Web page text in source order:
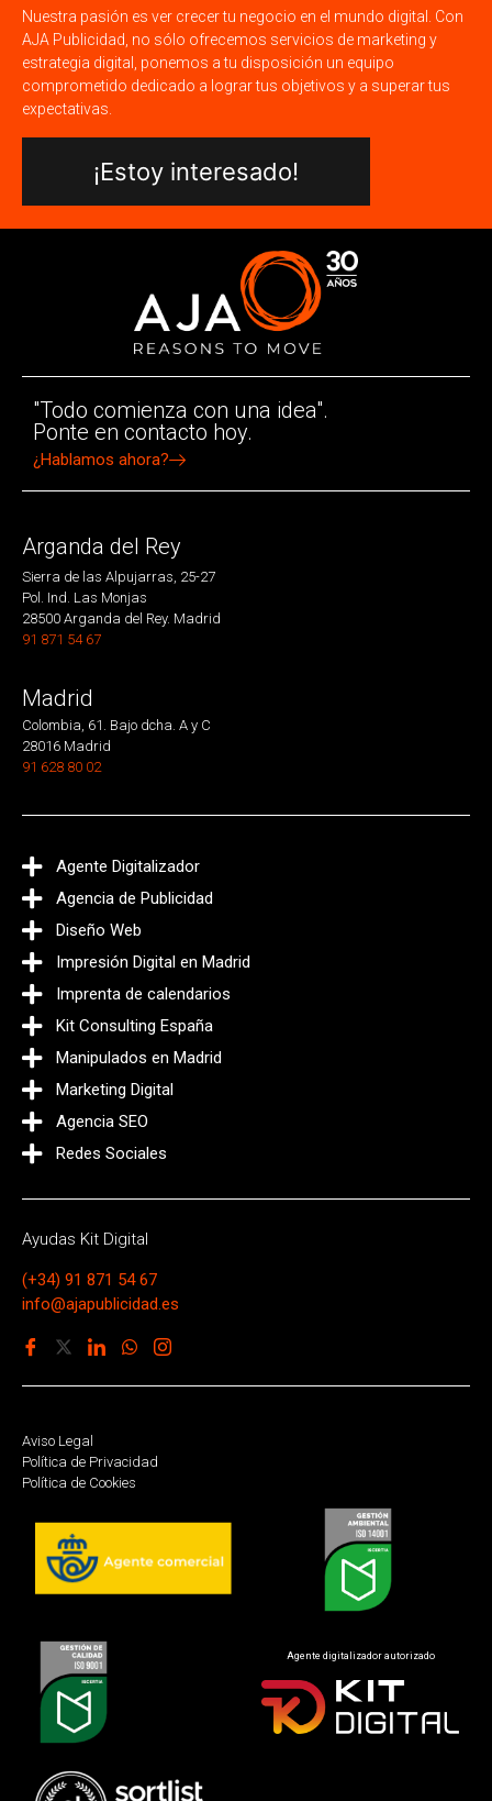
Nuestra pasión es ver crecer tu negocio en el mundo digital. Con
AJA Publicidad, no sólo ofrecemos servicios de marketing y
estrategia digital, ponemos a tu disposición un equipo
comprometido dedicado a lograr tus objetivos y a superar tus
expectativas.
¡Estoy interesado!
"Todo comienza con una idea".
Ponte en contacto hoy.
¿Hablamos ahora?
Arganda del Rey
Sierra de las Alpujarras, 25-27
Pol. Ind. Las Monjas
28500 Arganda del Rey. Madrid
91 871 54 67
Madrid
Colombia, 61. Bajo dcha. A y C
28016 Madrid
91 628 80 02
Agente Digitalizador
Agencia de Publicidad
Diseño Web
Impresión Digital en Madrid
Imprenta de calendarios
Kit Consulting España
Manipulados en Madrid
Marketing Digital
Agencia SEO
Redes Sociales
Ayudas Kit Digital
(+34) 91 871 54 67
info@ajapublicidad.es
Aviso Legal
Política de Privacidad
Política de Cookies
Agente digitalizador autorizado